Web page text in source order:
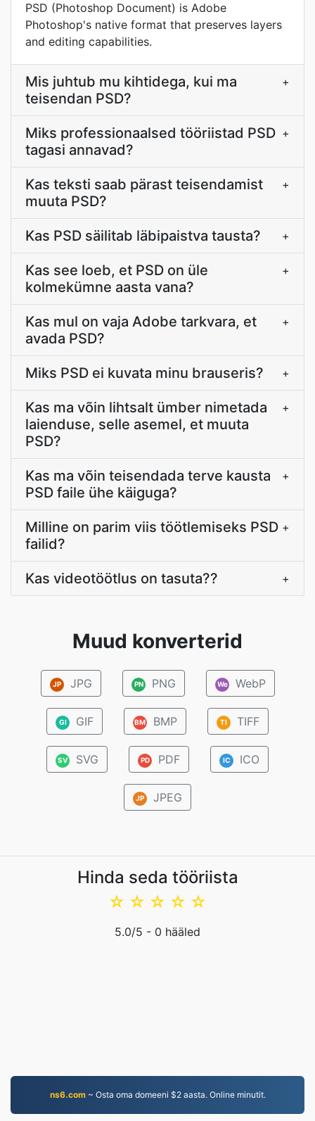
PSD (Photoshop Document) is Adobe
Photoshop's native format that preserves layers
and editing capabilities.
Mis juhtub mu kihtidega, kui ma
teisendan PSD?
+
Miks professionaalsed tööriistad PSD
tagasi annavad?
+
Kas teksti saab pärast teisendamist
muuta PSD?
+
Kas PSD säilitab läbipaistva tausta? +
Kas see loeb, et PSD on üle
kolmekümne aasta vana?
+
Kas mul on vaja Adobe tarkvara, et
avada PSD?
+
Miks PSD ei kuvata minu brauseris? +
Kas ma võin lihtsalt ümber nimetada
laienduse, selle asemel, et muuta
PSD?
+
Kas ma võin teisendada terve kausta
PSD faile ühe käiguga?
+
Milline on parim viis töötlemiseks PSD
failid?
+
Kas videotöötlus on tasuta?? +
Muud konverterid
JP JPG PN PNG We WebP
GI GIF BM BMP TI TIFF
SV SVG PD PDF IC ICO
JP JPEG
Hinda seda tööriista
☆
☆
☆
☆
☆
5.0/5 - 0 hääled
ns6.com~ Osta oma domeeni $2 aasta. Online minutit.